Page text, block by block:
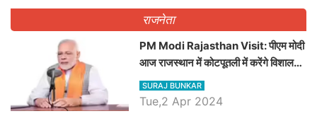
राजनेता
PM Modi Rajasthan Visit: पीएम मोदी
आज राजस्थान में कोटपूतली में करेंगे विशाल
रैली, एक सभा से 8 सीटों पर साधेगें निशाना
SURAJ BUNKAR
Tue,2 Apr 2024